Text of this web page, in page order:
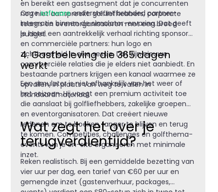
en bereikt een gastsegment dat je concurrenten
nog niet aanspreekt: golfliefhebbers, corporate
teams en eventorganisatoren met een breed
budget.
Onzesoftwareondersteunt branded partner-
integratie binnen de simulator-ervaring. Dat geeft
je hotel een aantrekkelijk verhaal richting sponsors
en commerciële partners: hun logo en
zichtbaarheid in elke sessie. Dat zijn nieuwe
commerciële relaties die je elders niet aanbiedt. En
bestaande partners krijgen een kanaal waarmee ze
opvallen, in plaats van weg te vallen in
standaardmateriaal.
4. Gastbeleving die 365 dagen
werkt
Een simulator is niet afhankelijk van het weer of
het seizoen. Hij voegt een premium activiteit toe
die aanslaat bij golfliefhebbers, zakelijke groepen
en eventorganisatoren. Dat creëert nieuwe
redenen om te boeken, langer te blijven en terug
te komen. Competities, challenges en golfthema-
events kun je on-site organiseren met minimale
inzet.
Wat zegt het over je
terugverdientijd?
Reken realistisch. Bij een gemiddelde bezetting van
vier uur per dag, een tarief van €60 per uur en
gemengde inzet (gastenverhuur, packages,